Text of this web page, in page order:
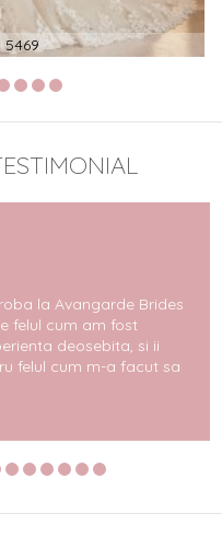
5469
la Avangarde Brides
felul cum am fost
deosebita, si ii
felul cum m-a facut sa